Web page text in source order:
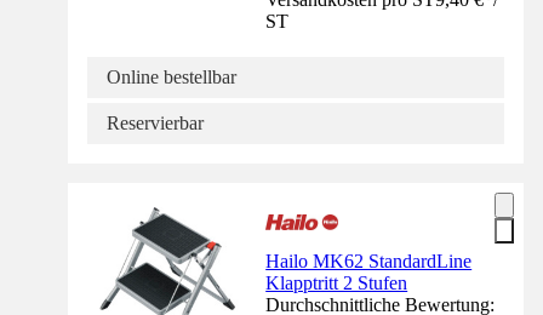
ST
Online bestellbar
Reservierbar
Hailo MK62 StandardLine
Klapptritt 2 Stufen
Durchschnittliche Bewertung: